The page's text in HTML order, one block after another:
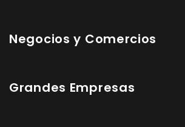
Negocios y Comercios
Grandes Empresas